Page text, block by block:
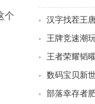
个
汉字找茬王
王唐找出16
王牌竞速潮
玩小熊进阶
王者荣耀韬
含光礼包抽
数码宝贝新
容选择游戏
部落幸存者